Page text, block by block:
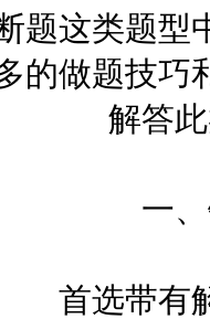
题这类题型
的做题技巧
解答
一、
首选带有解